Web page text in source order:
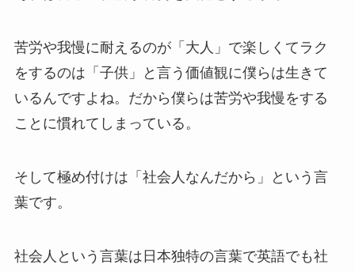
苦労や我慢に耐えるのが「大人」で楽しくてラク
をするのは「子供」と言う価値観に僕らは生きて
いるんですよね。だから僕らは苦労や我慢をする
ことに慣れてしまっている。
そして極め付けは「社会人なんだから」という言
葉です。
社会人という言葉は日本独特の言葉で英語でも社